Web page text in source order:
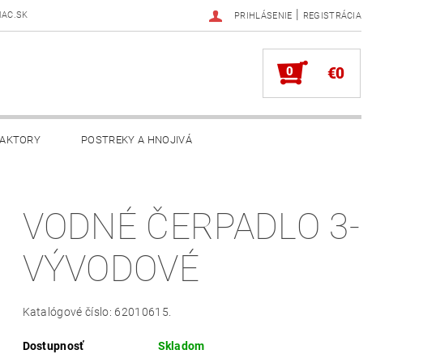
PRIHLÁSENIE | REGISTRÁCIA
0 €0
POSTREKY A HNOJIVÁ
VODNÉ ČERPADLO 3-
VÝVODOVÉ
Katalógové číslo: 62010615.
Dostupnosť Skladom